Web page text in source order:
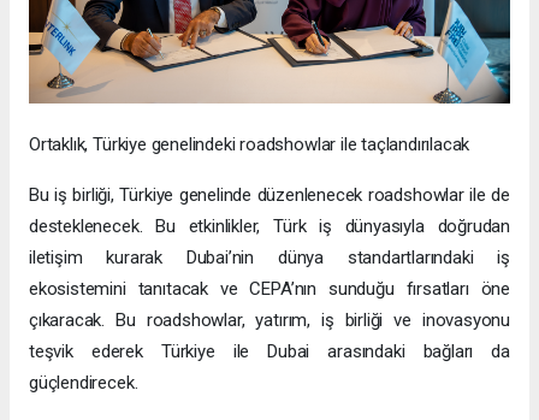
Ortaklık, Türkiye genelindeki roadshowlar ile taçlandırılacak
Bu iş birliği, Türkiye genelinde düzenlenecek roadshowlar ile de
desteklenecek. Bu etkinlikler, Türk iş dünyasıyla doğrudan
iletişim kurarak Dubai’nin dünya standartlarındaki iş
ekosistemini tanıtacak ve CEPA’nın sunduğu fırsatları öne
çıkaracak. Bu roadshowlar, yatırım, iş birliği ve inovasyonu
teşvik ederek Türkiye ile Dubai arasındaki bağları da
güçlendirecek.